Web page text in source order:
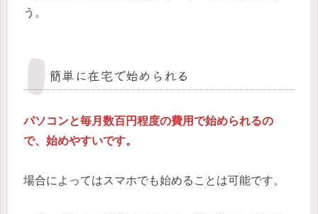
う。
簡単に在宅で始められる
パソコンと毎月数百円程度の費用で始められるの
で、始めやすいです。
場合によってはスマホでも始めることは可能です。